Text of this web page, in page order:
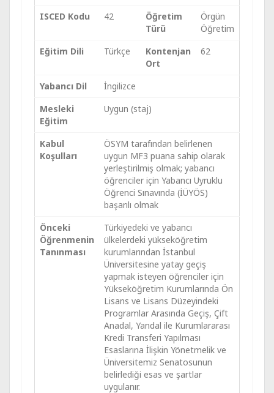
ISCED Kodu 42
Öğretim
Türü
Örgün
Öğretim
Eğitim Dili
Türkçe
Kontenjan
Ort
62
Yabancı Dil
İngilizce
Mesleki
Eğitim
Uygun (staj)
Kabul
Koşulları
ÖSYM tarafından belirlenen
uygun MF3 puana sahip olarak
yerleştirilmiş olmak; yabancı
öğrenciler için Yabancı Uyruklu
Öğrenci Sınavında (İÜYÖS)
başarılı olmak
Önceki
Öğrenmenin
Tanınması
Türkiyedeki ve yabancı
ülkelerdeki yükseköğretim
kurumlarından İstanbul
Üniversitesine yatay geçiş
yapmak isteyen öğrenciler için
Yükseköğretim Kurumlarında Ön
Lisans ve Lisans Düzeyindeki
Programlar Arasında Geçiş, Çift
Anadal, Yandal ile Kurumlararası
Kredi Transferi Yapılması
Esaslarına İlişkin Yönetmelik ve
Üniversitemiz Senatosunun
belirlediği esas ve şartlar
uygulanır.